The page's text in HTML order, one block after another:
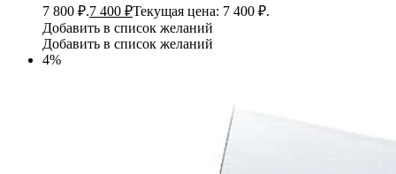
7 800 ₽.7 400 ₽Текущая цена: 7 400 ₽.
Добавить в список желаний
Добавить в список желаний
4%